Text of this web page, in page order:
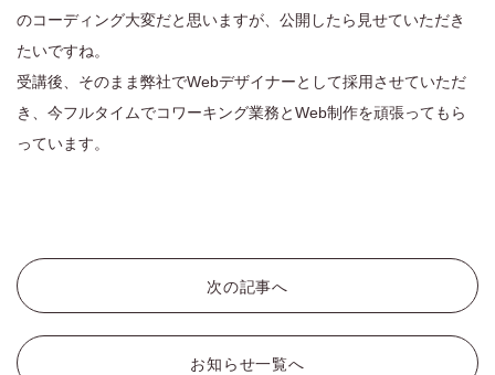
のコーディング大変だと思いますが、公開したら見せていただき
たいですね。
受講後、そのまま弊社でWebデザイナーとして採用させていただ
き、今フルタイムでコワーキング業務とWeb制作を頑張ってもら
っています。
次の記事へ
お知らせ一覧へ